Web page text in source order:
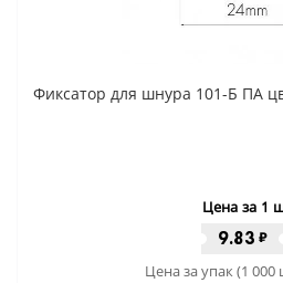
Фиксатор для шнура 101-Б ПА
Цена за 1
9.83 ₽
Цена за упак (1 000